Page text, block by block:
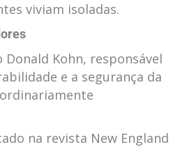
viviam isoladas.
Donald Kohn, responsável
e a segurança da
na revista New England